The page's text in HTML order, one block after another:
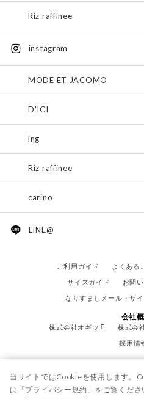
Riz raffinee
instagram
MODE ET JACOMO
D'ICI
ing
Riz raffinee
carino
LINE@
ご利用ガイド よくある
サイズガイド
お問
なりすましメール・サ
会社
株式会社オギツ
株式会
採用情
© OGITSU CO.,LTD. /
当サイトではCookieを使用します。
は「プライバシー規約 」をご覧くださ